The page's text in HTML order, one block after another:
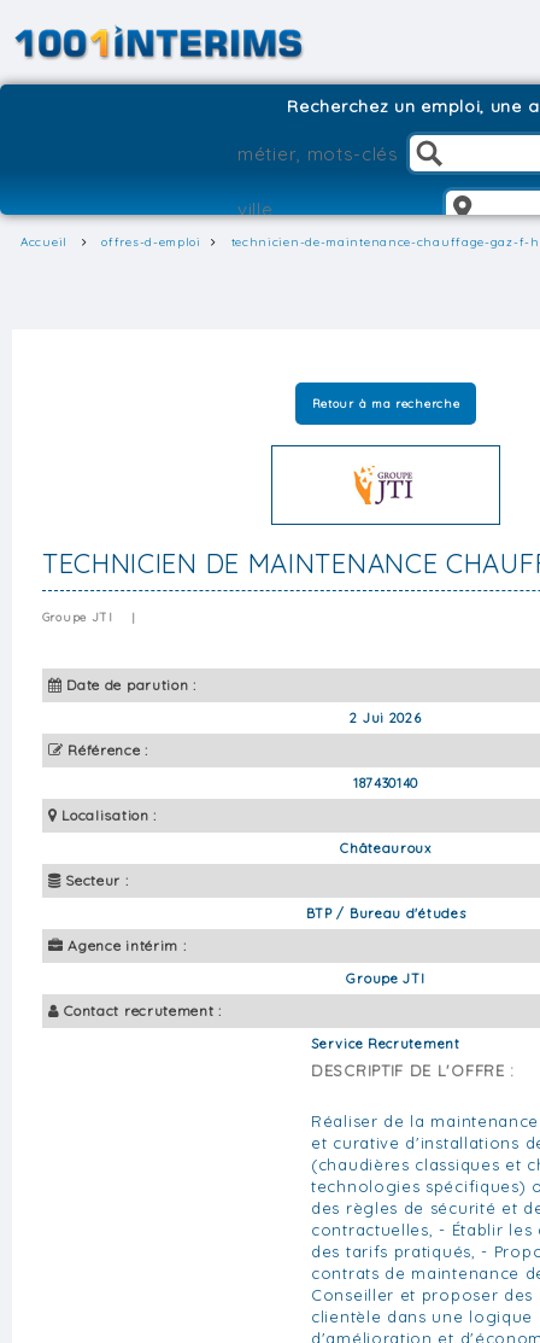
Recherchez un emploi, une
Accueil offres-d-emploi technicien-de-maintenance-chauffage-gaz-f-h-
Retour à ma recherche
TECHNICIEN DE MAINTENANCE
Groupe JTI |
Date de parution :
2 Jui 2026
Référence :
187430140
Localisation :
Châteauroux
Secteur :
BTP / Bureau d'études
Agence intérim :
Groupe JTI
Contact recrutement :
Service Recrutement
DESCRIPTIF DE L'OFFRE :
Réaliser de la
et curative d'installations
(chaudières classiques et
technologies spécifiques)
des règles de sécurité et
contractuelles, - Établir les
des tarifs pratiqués, -
contrats de maintenance
Conseiller et proposer
clientèle dans une logique
d'amélioration et